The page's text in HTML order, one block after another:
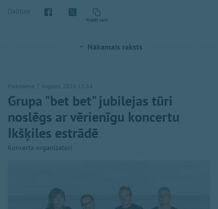
Dalīties
Kopēt saiti
Nākamais raksts
Piektdiena, 7. augusts, 2026 13:54
Grupa "bet bet" jubilejas tūri
noslēgs ar vērienīgu koncertu
Ikšķiles estrādē
Koncerta organizatori